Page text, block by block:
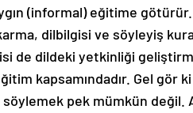
(informal) eğitime
dilbilgisi ve söyleyiş
de dildeki yetkinliği
kapsamındadır. Gel gör
pek mümkün